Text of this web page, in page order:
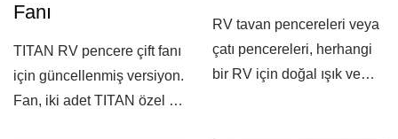
Fanı
TITAN RV pencere çift fanı
için güncellenmiş versiyon.
Fan, iki adet TITAN özel 9
RV tavan pencereleri veya
çatı pencereleri, herhangi
bir RV için doğal ışık ve